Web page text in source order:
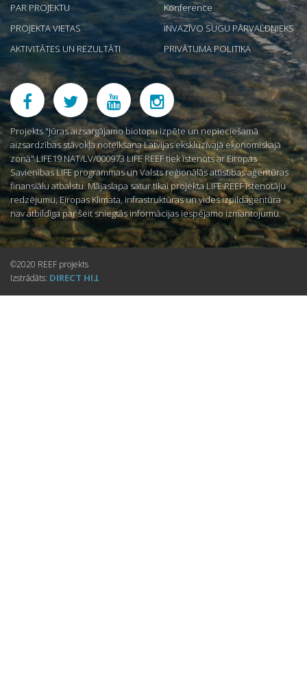
PAR PROJEKTU
PROJEKTA VIETAS
AKTIVITĀTES UN REZULTĀTI
Konference
INVAZĪVO SUGU PĀRVALDNIEKS
PRIVĀTUMA POLITIKA
Projekts "Jūras aizsargājamo biotopu izpēte un nepieciešamā
aizsardzības stāvokļa noteikšana Latvijas ekskluzīvajā ekonomiskajā
zonā" LIFE19 NAT/LV/000973 LIFE REEF tiek īstenots ar Eiropas
Savienības LIFE programmas un Valsts reģionālās attīstības aģentūras
finansiālu atbalstu. Mājaslapa satur tikai projekta LIFE REEF īstenotāju
redzējumu, Eiropas Klimata, infrastruktūras un vides izpildaģentūra
nav atbildīga par šeit sniegtās informācijas iespējamo izmantojumu.
©2020 REEF projekts
Izstrādāts: DIRECT HIT